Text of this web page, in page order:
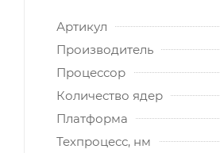
Артикул
Производитель
Процессор
Количество ядер
Платформа
Техпроцесс, нм